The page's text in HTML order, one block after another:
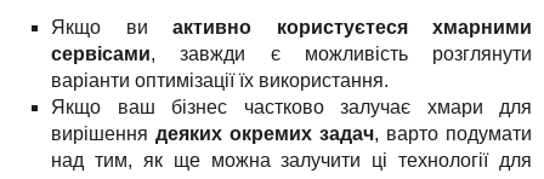
Якщо ви активно користуєтеся хмарними
сервісами, завжди є можливість розглянути
варіанти оптимізації їх використання.
Якщо ваш бізнес частково залучає хмари для
вирішення деяких окремих задач, варто подумати
над тим, як ще можна залучити ці технології для